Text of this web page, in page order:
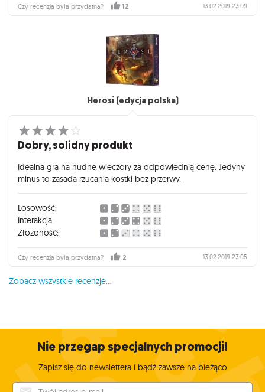
Czy recenzja była przydatna? 12 13.02.2019 23:09
Herosi (edycja polska)
Dobry, solidny produkt
Idealna gra na nudne wieczory za odpowiednią cenę. Jedyny
minus to zasada rzucania kostki bez przerwy.
Losowość:
Interakcja:
Złożoność:
Czy recenzja była przydatna? 2 13.02.2019 23:05
Zobacz wszystkie recenzje...
Nie przegap specjalnych promocji!
Zapisz się do newslettera i bądź zawsze na bieżąco